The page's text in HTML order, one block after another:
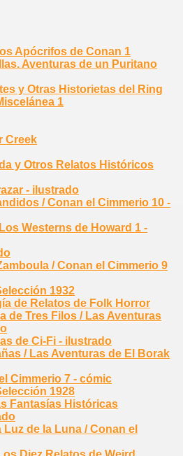
Apócrifos de Conan 1
Aventuras de un Puritano
y Otras Historietas del Ring
1
Creek
y Otros Relatos Históricos
- ilustrado
/ Conan el Cimmerio 10 -
Westerns de Howard 1 -
/ Conan el Cimmerio 9
1932
de Relatos de Folk Horror
de Tres Filos / Las Aventuras
de Ci-Fi - ilustrado
/ Las Aventuras de El Borak
Cimmerio 7 - cómic
1928
Fantasías Históricas
de la Luna / Conan el